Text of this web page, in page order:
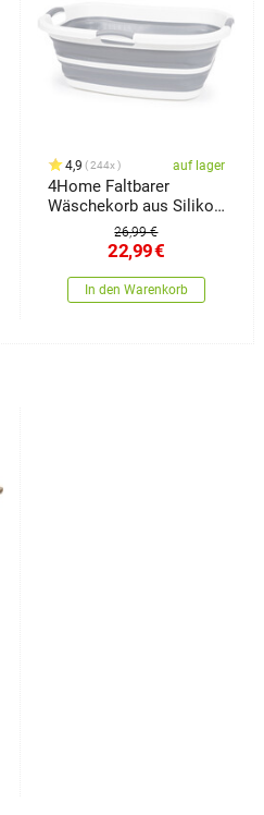
4,9 244x auf lager
4Home Faltbarer
Wäschekorb aus Silikon
26,99 €
22,99€
In den Warenkorb